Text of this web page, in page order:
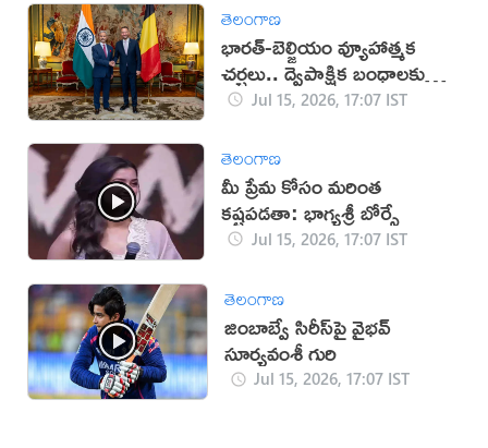
తెలంగాణ
భారత్-బెల్జియం వ్యూహాత్మక
చర్చలు.. ద్వైపాక్షిక బంధాలకు
కొత్త ఊపు
Jul 15, 2026, 17:07 IST
తెలంగాణ
మీ ప్రేమ కోసం మరింత
కష్టపడతా: భాగ్యశ్రీ బోర్సే
Jul 15, 2026, 17:07 IST
తెలంగాణ
జింబాబ్వే సిరీస్‌పై వైభవ్
సూర్యవంశీ గురి
Jul 15, 2026, 17:07 IST